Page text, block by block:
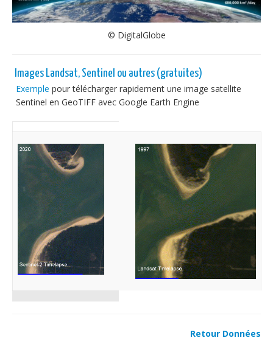
© DigitalGlobe
Images Landsat, Sentinel ou autres (gratuites)
Exemple pour télécharger rapidement une image satellite
Sentinel en GeoTIFF avec Google Earth Engine
Retour Données